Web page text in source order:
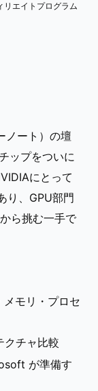
ラップトップ
リエイトプログラム
ノート）の壇
ップをついに
にとって
り、GPU部門
ら挑む一手で
メモリ・プロセ
チャ比較
が準備す